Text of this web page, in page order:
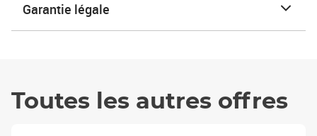
Garantie légale
Toutes les autres offres